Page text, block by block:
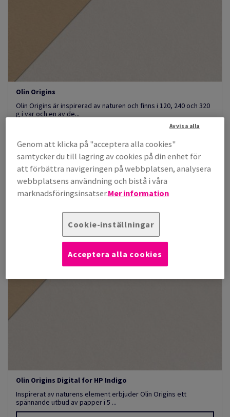
Olin Origins
Olin Origins är inspirerad av naturen och finns i 120, 240 och 320
g i var och en av de...
Olin Origins Digital for HP Indigo
Inspirerat av naturens element erbjuder Olin Origins ett
spännande utbud av papper i 5 ...
Genom att klicka på "acceptera alla cookies"
samtycker du till lagring av cookies på din enhet för
att förbättra navigeringen på webbplatsen, analysera
webbplatsens användning och bistå i våra
marknadsföringsinsatser.Mer information
Cookie-inställningar
Avvisa alla
Acceptera alla cookies